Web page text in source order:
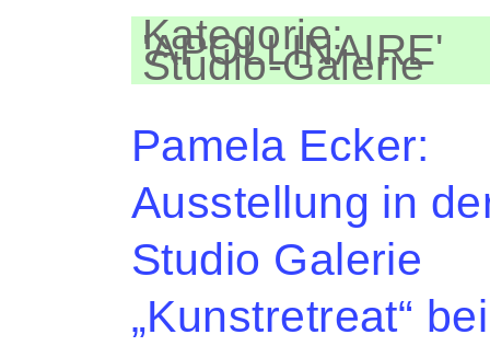
Kategorie:
'APOLLINAIRE'
Studio-Galerie
Pamela Ecker:
Ausstellung in
Studio Galerie
„Kunstretreat“ bei